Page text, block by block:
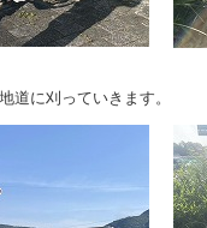
道に刈っていきます。